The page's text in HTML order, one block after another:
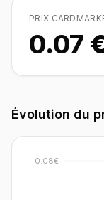
PRIX
0.07
Évolution du
0.08€